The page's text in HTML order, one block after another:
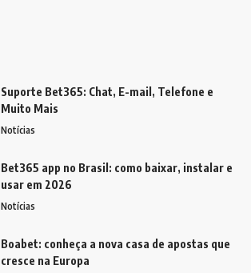
Suporte Bet365: Chat, E-mail, Telefone e
Muito Mais
Notícias
Bet365 app no Brasil: como baixar, instalar e
usar em 2026
Notícias
Boabet: conheça a nova casa de apostas que
cresce na Europa